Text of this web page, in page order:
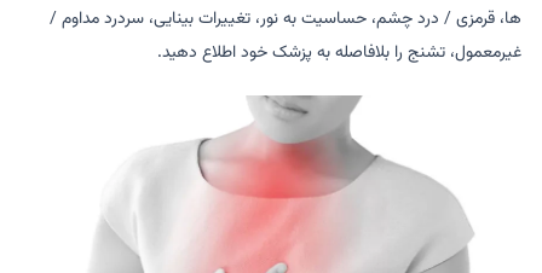
ها، قرمزی / درد چشم، حساسیت به نور، تغییرات بینایی، سردرد مداوم /
غیرمعمول، تشنج را بلافاصله به پزشک خود اطلاع دهید.